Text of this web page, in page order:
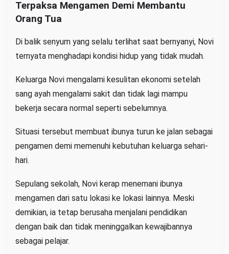
Terpaksa Mengamen Demi Membantu
Orang Tua
Di balik senyum yang selalu terlihat saat bernyanyi, Novi
ternyata menghadapi kondisi hidup yang tidak mudah.
Keluarga Novi mengalami kesulitan ekonomi setelah
sang ayah mengalami sakit dan tidak lagi mampu
bekerja secara normal seperti sebelumnya.
Situasi tersebut membuat ibunya turun ke jalan sebagai
pengamen demi memenuhi kebutuhan keluarga sehari-
hari.
Sepulang sekolah, Novi kerap menemani ibunya
mengamen dari satu lokasi ke lokasi lainnya. Meski
demikian, ia tetap berusaha menjalani pendidikan
dengan baik dan tidak meninggalkan kewajibannya
sebagai pelajar.